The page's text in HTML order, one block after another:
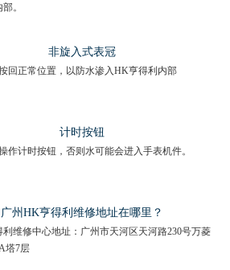
。
非旋入式表冠
回正常位置，以防水渗入HK亨得利内部
计时按钮
作计时按钮，否则水可能会进入手表机件。
广州HK亨得利维修地址在哪里？
维修中心地址：广州市天河区天河路230号万菱
塔7层